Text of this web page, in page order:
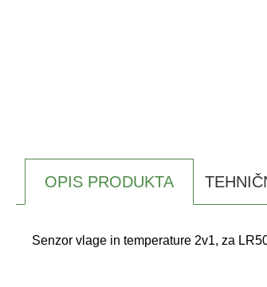
OPIS PRODUKTA
Senzor vlage in temperature 2v1, za